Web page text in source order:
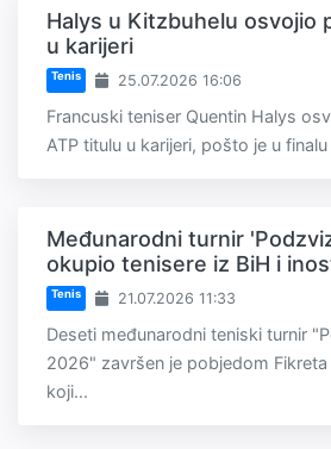
Halys u Kitzbuhelu osvojio
u karijeri
Tenis 25.07.2026 16:06
Francuski teniser Quentin Halys
ATP titulu u karijeri, pošto je u
Međunarodni turnir
okupio tenisere iz BiH i
Tenis 21.07.2026 11:33
Deseti međunarodni teniski turnir
2026" završen je pobjedom Fikreta
koji...